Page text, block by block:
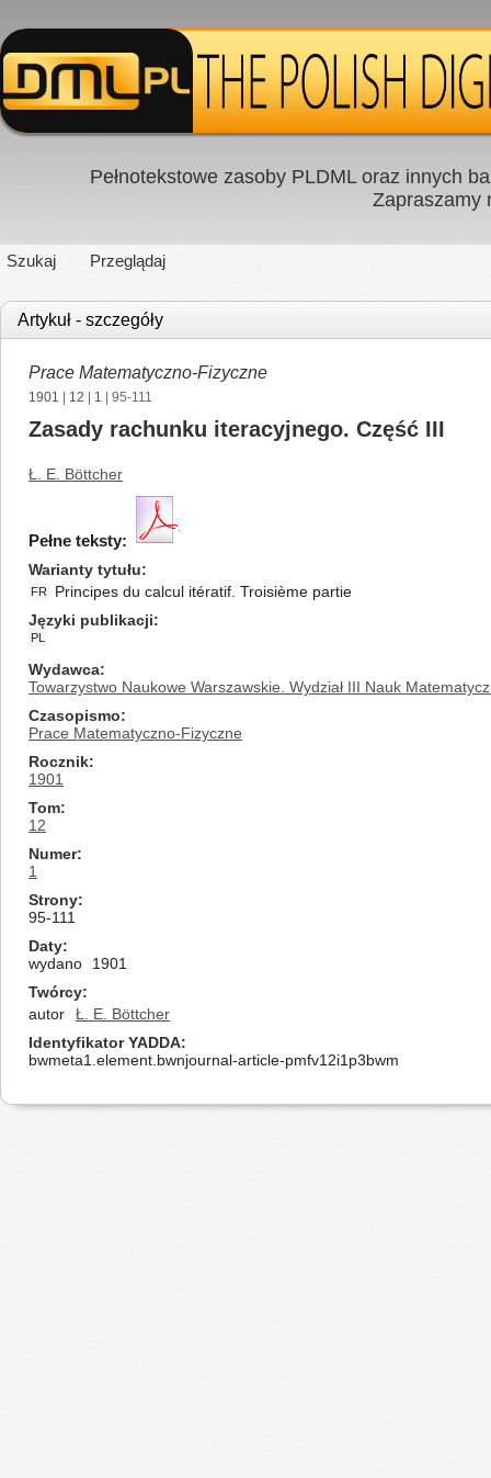
Pełnotekstowe zasoby PLDML oraz innych
Zapraszamy
Szukaj Przeglądaj
Artykuł - szczegóły
Prace Matematyczno-Fizyczne
1901 12 1 | 95-111
Zasady rachunku iteracyjnego. Część III
Ł. E. Böttcher
Pełne teksty:
Warianty tytułu
FR
Principes du calcul itératif. Troisième partie
Języki publikacji
PL
Wydawca
Towarzystwo Naukowe Warszawskie. Wydział III Nauk
Czasopismo
Prace Matematyczno-Fizyczne
Rocznik
1901
Tom
12
Numer
1
Strony
95-111
Daty
wydano
1901
Twórcy
autor
Ł. E. Böttcher
Identyfikator YADDA
bwmeta1.element.bwnjournal-article-pmfv12i1p3bwm